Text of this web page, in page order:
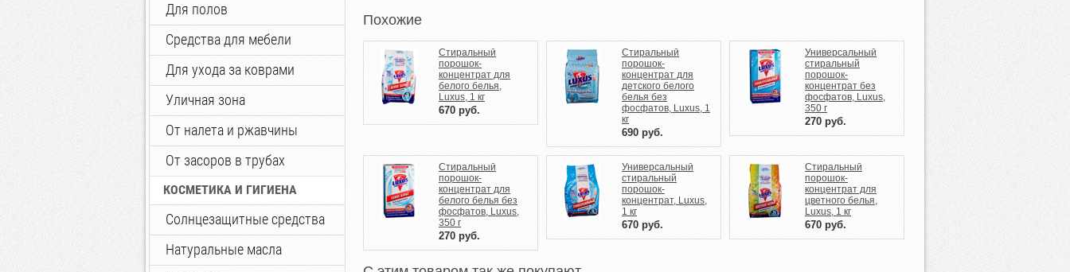
Для полов
Средства для мебели
Для ухода за коврами
Уличная зона
От налета и ржавчины
От засоров в трубах
КОСМЕТИКА И ГИГИЕНА
Солнцезащитные средства
Натуральные масла
Похожие
Стиральный
порошок-
концентрат для
белого белья,
Luxus, 1 кг
670 руб.
Стиральный
порошок-
концентрат для
детского белого
белья без
фосфатов, Luxus, 1
кг
690 руб.
Универсальный
стиральный
порошок-
концентрат без
фосфатов, Luxus,
350 г
270 руб.
Стиральный
порошок-
концентрат для
белого белья без
фосфатов, Luxus,
350 г
270 руб.
Универсальный
стиральный
порошок-
концентрат, Luxus,
1 кг
670 руб.
Стиральный
порошок-
концентрат для
цветного белья,
Luxus, 1 кг
670 руб.